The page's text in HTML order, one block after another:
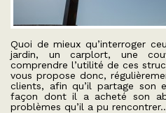
Quoi de mieux qu’interroger
jardin, un carplort, une
comprendre l’utilité de ces
vous propose donc,
clients, afin qu’il partage son
façon dont il a acheté son
problèmes qu’il a pu